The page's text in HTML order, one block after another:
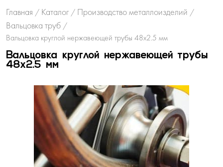
Главная / Каталог / Производство металлоизделий /
Вальцовка труб /
Вальцовка круглой нержавеющей трубы 48х2.5 мм
Вальцовка круглой нержавеющей трубы
48х2.5 мм